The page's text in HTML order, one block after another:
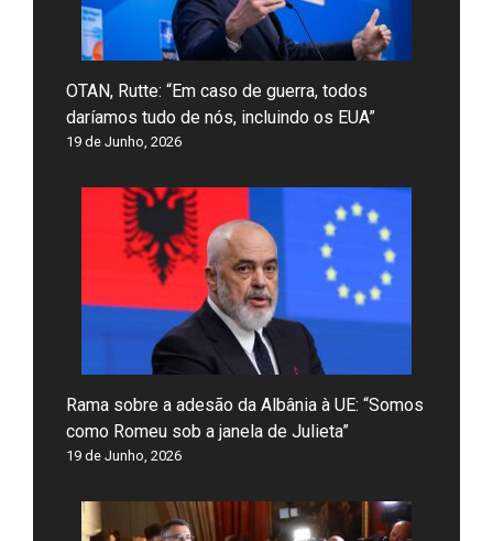
OTAN, Rutte: “Em caso de guerra, todos
daríamos tudo de nós, incluindo os EUA”
19 de Junho, 2026
Rama sobre a adesão da Albânia à UE: “Somos
como Romeu sob a janela de Julieta”
19 de Junho, 2026